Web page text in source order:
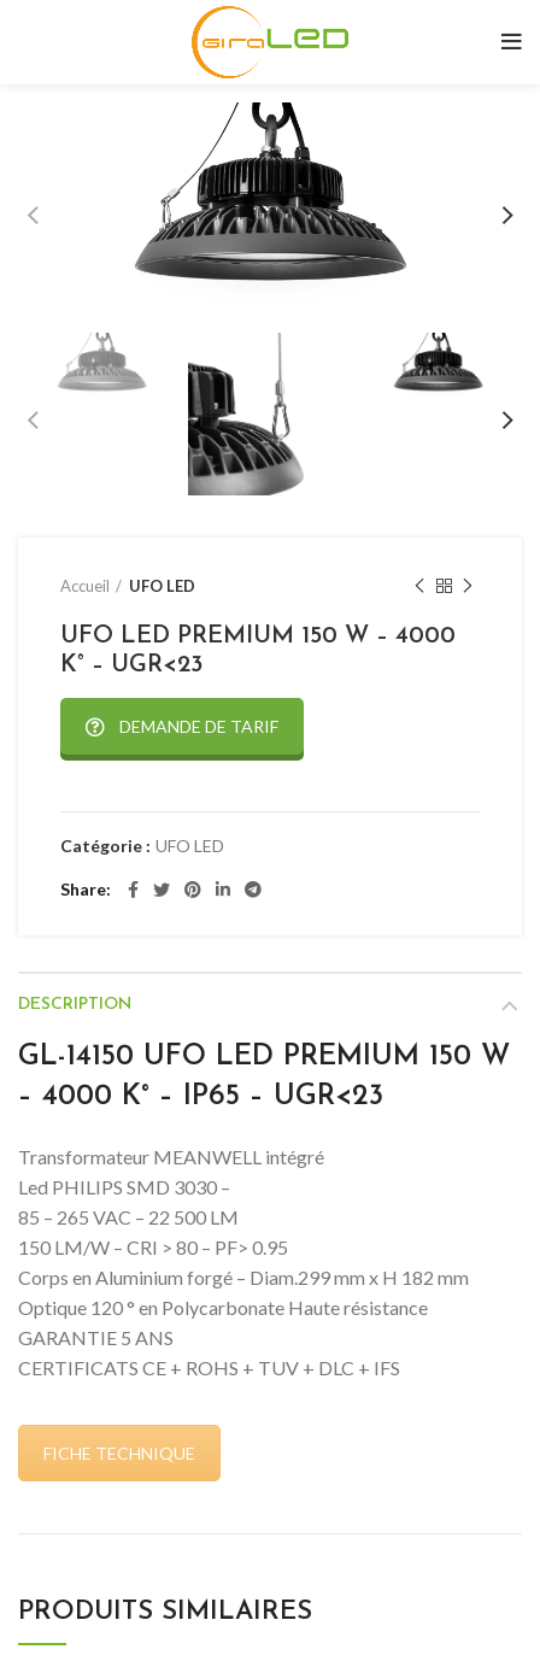
Accueil UFO LED
UFO LED PREMIUM 150 W – 4000
K° – UGR<23
DEMANDE DE TARIF
Catégorie : UFO LED
Share
DESCRIPTION
GL-14150 UFO LED PREMIUM 150 W
– 4000 K° – IP65 – UGR<23
Transformateur MEANWELL intégré
Led PHILIPS SMD 3030 –
85 – 265 VAC – 22 500 LM
150 LM/W – CRI > 80 – PF> 0.95
Corps en Aluminium forgé – Diam.299 mm x H 182 mm
Optique 120 ° en Polycarbonate Haute résistance
GARANTIE 5 ANS
CERTIFICATS CE + ROHS + TUV + DLC + IFS
FICHE TECHNIQUE
PRODUITS SIMILAIRES